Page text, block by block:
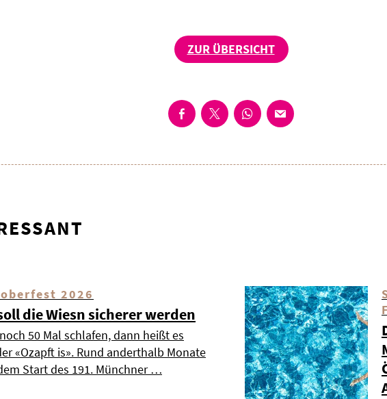
ZUR ÜBERSICHT
2026
die Wiesn sicherer werden
50 Mal schlafen, dann heißt es
«Ozapft is». Rund anderthalb Monate
Start des 191. Münchner …